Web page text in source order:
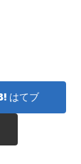
はてブ